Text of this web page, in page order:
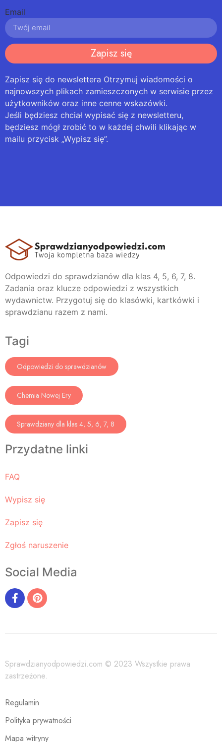
Email
Zapisz się
Zapisz się do newslettera Otrzymuj wiadomości o
najnowszych plikach zamieszczonych w serwisie przez
użytkowników oraz inne cenne wskazówki.
Jeśli będziesz chciał wypisać się z newsletteru,
będziesz mógł zrobić to w każdej chwili klikając w
mailu przycisk „Wypisz się”.
Odpowiedzi do sprawdzianów dla klas 4, 5, 6, 7, 8.
Zadania oraz klucze odpowiedzi z wszystkich
wydawnictw. Przygotuj się do klasówki, kartkówki i
sprawdzianu razem z nami.
Tagi
Odpowiedzi do sprawdzianów
Chemia Nowej Ery
Sprawdziany dla klas 4, 5, 6, 7, 8
Przydatne linki
FAQ
Wypisz się
Zapisz się
Zgłoś naruszenie
Social Media
Sprawdzianyodpowiedzi.com © 2023 Wszystkie prawa
zastrzeżone.
Regulamin
Polityka prywatności
Mapa witryny